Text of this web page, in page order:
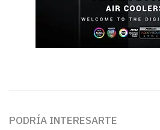
PODRÍA INTERESARTE